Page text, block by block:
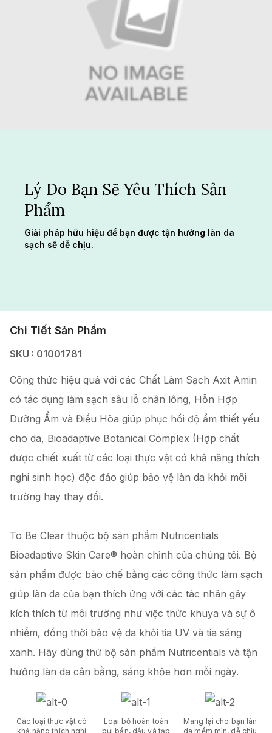
Lý Do Bạn Sẽ Yêu Thích Sản
Phẩm
Giải pháp hữu hiệu để bạn được tận hưởng làn da
sạch sẽ dễ chịu.
Chi Tiết Sản Phẩm
SKU : 01001781
Công thức hiệu quả với các Chất Làm Sạch Axit Amin
có tác dụng làm sạch sâu lỗ chân lông, Hỗn Hợp
Dưỡng Ẩm và Điều Hòa giúp phục hồi độ ẩm thiết yếu
cho da, Bioadaptive Botanical Complex (Hợp chất
được chiết xuất từ các loại thực vật có khả năng thích
nghi sinh học) độc đáo giúp bảo vệ làn da khỏi môi
trường hay thay đổi.
To Be Clear thuộc bộ sản phẩm Nutricentials
Bioadaptive Skin Care® hoàn chỉnh của chúng tôi. Bộ
sản phẩm được bào chế bằng các công thức làm sạch
giúp làn da của bạn thích ứng với các tác nhân gây
kích thích từ môi trường như việc thức khuya và sự ô
nhiễm, đồng thời bảo vệ da khỏi tia UV và tia sáng
xanh. Hãy dùng thử bộ sản phẩm Nutricentials và tận
hưởng làn da cân bằng, sáng khỏe hơn mỗi ngày.
Các loại thực vật có
khả năng thích nghi
Loại bỏ hoàn toàn
bụi bẩn, dầu và tạp
Mang lại cho bạn làn
da mềm mịn, dễ chịu